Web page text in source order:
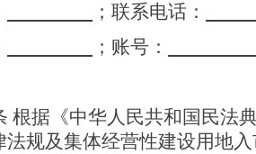
； 联系电话 ：
； 账号 ：
根据《中华人民共和国民法
法规及集体经营性建设用地